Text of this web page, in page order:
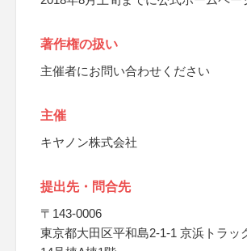
著作権の扱い
主催者にお問い合わせください
主催
キヤノン株式会社
提出先・問合先
〒143-0006
東京都大田区平和島2-1-1 京浜トラッ